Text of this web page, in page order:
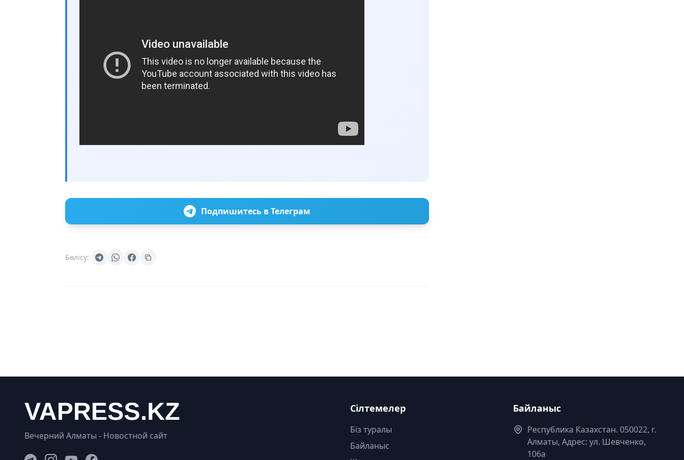
Подпишитесь в Телеграм
Бөлісу:
Вечерний Алматы - Новостной сайт
Сілтемелер
Біз туралы
Байланыс
Байланыс
Республика Казахстан. 050022, г.
Алматы, Адрес: ул. Шевченко,
106а